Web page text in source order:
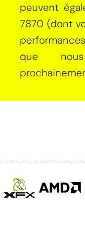
peuvent
7870 (dont
que